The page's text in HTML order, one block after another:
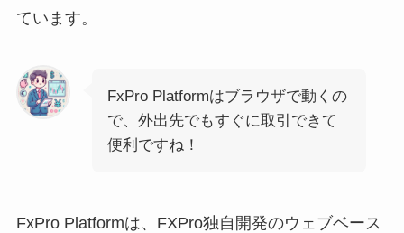
ています。
FxPro Platformはブラウザで動くの
で、外出先でもすぐに取引できて
便利ですね！
FxPro Platformは、FXPro独自開発のウェブベース